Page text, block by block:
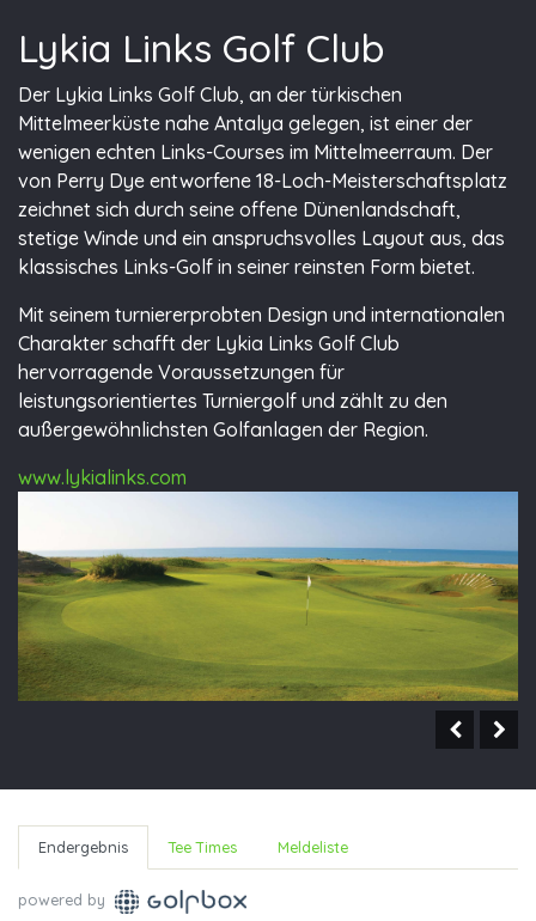
Lykia Links Golf Club
Der Lykia Links Golf Club, an der türkischen
Mittelmeerküste nahe Antalya gelegen, ist einer der
wenigen echten Links-Courses im Mittelmeerraum. Der
von Perry Dye entworfene 18-Loch-Meisterschaftsplatz
zeichnet sich durch seine offene Dünenlandschaft,
stetige Winde und ein anspruchsvolles Layout aus, das
klassisches Links-Golf in seiner reinsten Form bietet.
Mit seinem turniererprobten Design und internationalen
Charakter schafft der Lykia Links Golf Club
hervorragende Voraussetzungen für
leistungsorientiertes Turniergolf und zählt zu den
außergewöhnlichsten Golfanlagen der Region.
www.lykialinks.com
Endergebnis Tee Times Meldeliste
powered by